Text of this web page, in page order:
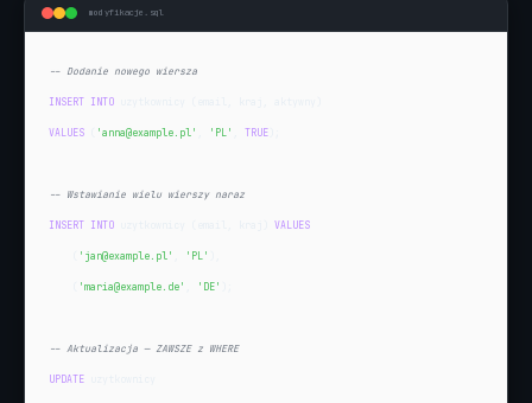
modyfikacje.sql
-- Dodanie nowego wiersza
INSERT INTO
VALUES 'anna@example.pl' 'PL' TRUE
-- Wstawianie wielu wierszy naraz
INSERT INTO VALUES
'jan@example.pl' 'PL'
'maria@example.de' 'DE'
-- Aktualizacja — ZAWSZE z WHERE
UPDATE